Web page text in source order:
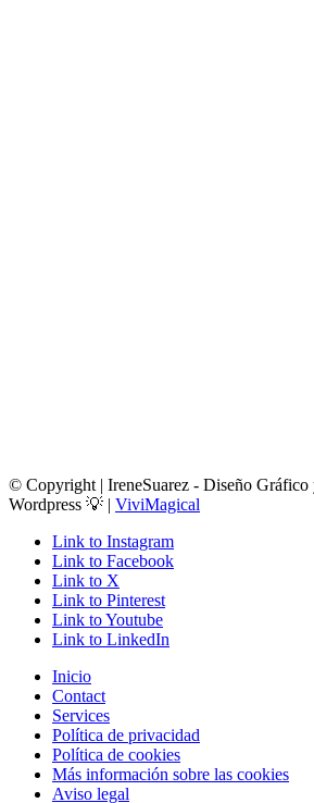
© Copyright | IreneSuarez - Diseño Gráfico
Wordpress 💡​ | ViviMagical
Link to Instagram
Link to Facebook
Link to X
Link to Pinterest
Link to Youtube
Link to LinkedIn
Inicio
Contact
Services
Política de privacidad
Política de cookies
Más información sobre las cookies
Aviso legal